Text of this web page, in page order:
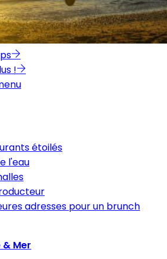
!
étoilés
l'eau
adresses pour un brunch
Mer